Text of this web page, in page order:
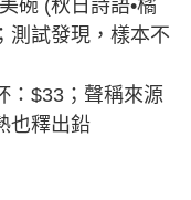
碗 (秋日詩語•橘
測試發現，樣本不
：$33；聲稱來源
也釋出鉛